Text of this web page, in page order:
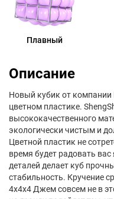
Плавный
Описание
Новый кубик от
цветном пластике.
высококачественного
экологически чистым и
Цветной пластик не
время будет радовать
деталей делает куб
стабильность. Кручение
4x4x4 Джем совсем не в